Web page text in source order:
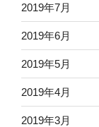
2019年7月
2019年6月
2019年5月
2019年4月
2019年3月